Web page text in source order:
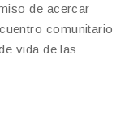
de acercar
comunitario
vida de las